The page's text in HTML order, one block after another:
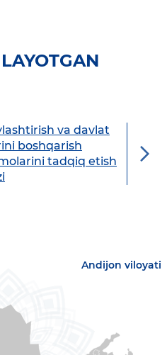
va davlat
boshqarish
tadqiq etish
Andijon viloyati